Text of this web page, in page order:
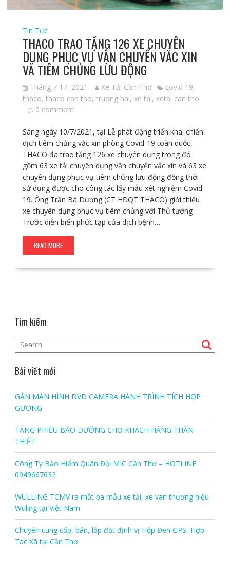
Tin Tức
THACO TRAO TẶNG 126 XE CHUYÊN
DỤNG PHỤC VỤ VẬN CHUYỂN VẮC XIN
VÀ TIÊM CHỦNG LƯU ĐỘNG
Tháng 7 17, 2021 Xe Tải Cần Thơ covid 19,
thaco, thaco can tho, truong hai, xe tai, xetai can tho
0 comment
Sáng ngày 10/7/2021, tại Lễ phát động triển khai chiến
dịch tiêm chủng vắc xin phòng Covid-19 toàn quốc,
THACO đã trao tặng 126 xe chuyên dụng trong đó
gồm 63 xe tải chuyên dụng vận chuyển vắc xin và 63 xe
chuyên dụng phục vụ tiêm chủng lưu động đồng thời
sử dụng được cho công tác lấy mẫu xét nghiệm Covid-
19. Ông Trần Bá Dương (CT HĐQT THACO) giới thiệu
xe chuyên dụng phục vụ tiêm chủng với Thủ tướng
Trước diễn biến phức tạp của dịch bệnh…
READ MORE
Tìm kiếm
Bài viết mới
GẮN MÀN HÌNH DVD CAMERA HÀNH TRÌNH TÍCH HỢP
GƯƠNG
TẶNG PHIẾU BẢO DƯỠNG CHO KHÁCH HÀNG THÂN
THIẾT
Công Ty Bảo Hiểm Quân Đội MIC Cần Thơ – HOTLINE
0949667632
WULLING TCMV ra mắt ba mẫu xe tải, xe van thương hiệu
Wuling tại Việt Nam
Chuyên cung cấp, bán, lắp đặt định vị Hộp Đen GPS, Hợp
Tác Xã tại Cần Thơ